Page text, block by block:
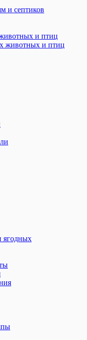
и септиков
и птиц
животных и птиц
ягодных